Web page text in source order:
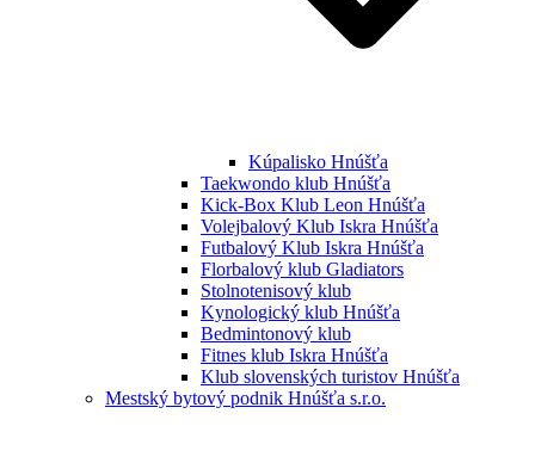
Kúpalisko Hnúšťa
Taekwondo klub Hnúšťa
Kick-Box Klub Leon Hnúšťa
Volejbalový Klub Iskra Hnúšťa
Futbalový Klub Iskra Hnúšťa
Florbalový klub Gladiators
Stolnotenisový klub
Kynologický klub Hnúšťa
Bedmintonový klub
Fitnes klub Iskra Hnúšťa
Klub slovenských turistov Hnúšťa
Mestský bytový podnik Hnúšťa s.r.o.